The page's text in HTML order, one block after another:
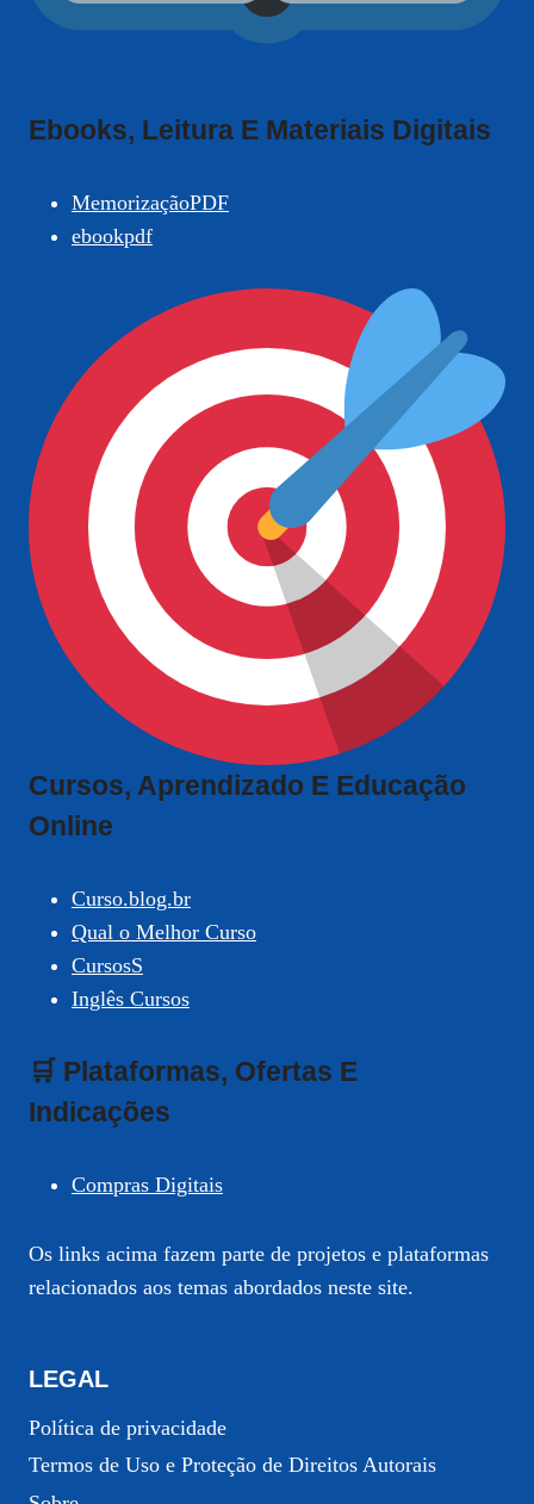
Ebooks, Leitura E Materiais Digitais
MemorizaçãoPDF
ebookpdf
Cursos, Aprendizado E Educação
Online
Curso.blog.br
Qual o Melhor Curso
CursosS
Inglês Cursos
🛒 Plataformas, Ofertas E
Indicações
Compras Digitais
Os links acima fazem parte de projetos e plataformas
relacionados aos temas abordados neste site.
LEGAL
Política de privacidade
Termos de Uso e Proteção de Direitos Autorais